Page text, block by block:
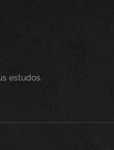
estudos.